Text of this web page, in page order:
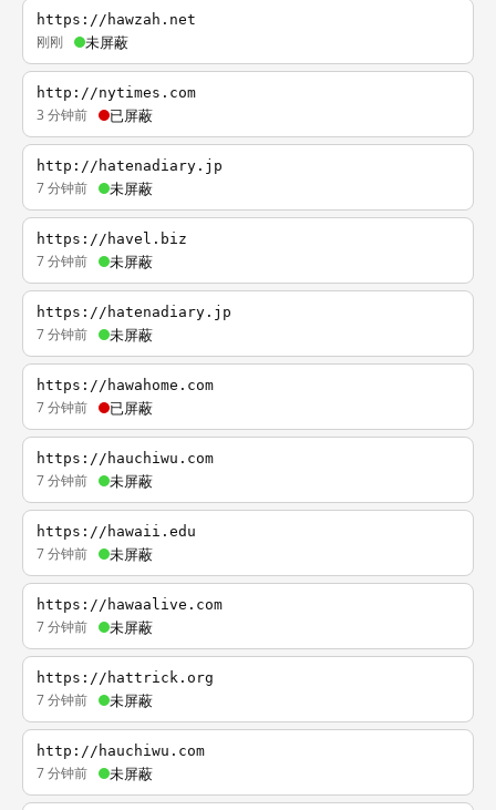
https://hawzah.net
刚刚 未屏蔽
http://nytimes.com
3 分钟前 已屏蔽
http://hatenadiary.jp
7 分钟前 未屏蔽
https://havel.biz
7 分钟前 未屏蔽
https://hatenadiary.jp
7 分钟前 未屏蔽
https://hawahome.com
7 分钟前 已屏蔽
https://hauchiwu.com
7 分钟前 未屏蔽
https://hawaii.edu
7 分钟前 未屏蔽
https://hawaalive.com
7 分钟前 未屏蔽
https://hattrick.org
7 分钟前 未屏蔽
http://hauchiwu.com
7 分钟前 未屏蔽